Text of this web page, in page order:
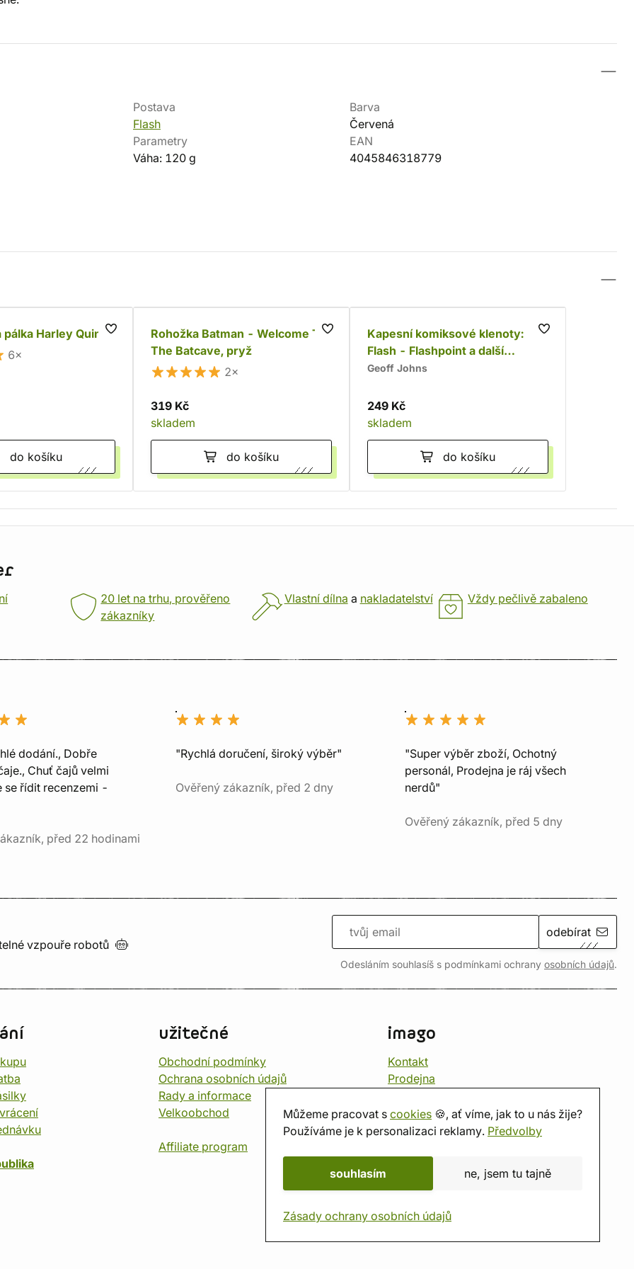
Postava
Flash
Barva
Červená
Parametry
Váha: 120 g
EAN
4045846318779
pálka Harley Quinn
6×
do košíku
Rohožka Batman - Welcome To
The Batcave, pryž
2×
319 Kč
skladem
do košíku
Kapesní komiksové klenoty:
Flash - Flashpoint a další
příběhy
Geoff Johns
249 Kč
skladem
do košíku
Můžeme pracovat s cookies 🍪, ať víme, jak to u nás žije?
Používáme je k personalizaci reklamy. Předvolby
souhlasím ne, jsem tu tajně
Zásady ochrany osobních údajů
20 let na trhu, prověřeno
zákazníky
Vlastní dílna a nakladatelství Vždy pečlivě zabaleno
dodání., Dobře
Chuť čajů velmi
se řídit recenzemi -
před 22 hodinami
"Rychlá doručení, široký výběr"
Ověřený zákazník, před 2 dny
"Super výběr zboží, Ochotný
personál, Prodejna je ráj všech
nerdů"
Ověřený zákazník, před 5 dny
vzpouře robotů
odebírat
Odesláním souhlasíš s podmínkami ochrany osobních údajů.
užitečné
Obchodní podmínky
Ochrana osobních údajů
Rady a informace
Velkoobchod
Affiliate program
imago
Kontakt
Prodejna
O nás
Hodnocení obchodu